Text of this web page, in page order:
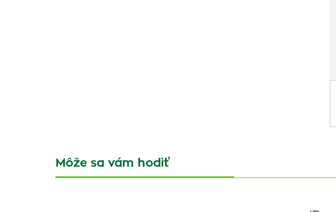
Môže sa vám hodiť